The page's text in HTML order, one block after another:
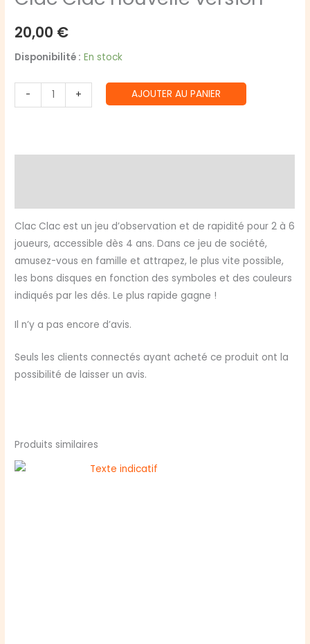
20,00 €
Disponibilité : En stock
-
quantité
de
+ AJOUTER AU PANIER
Clac Clac est un jeu d’observation et de rapidité pour 2 à 6
joueurs, accessible dès 4 ans. Dans ce jeu de société,
amusez-vous en famille et attrapez, le plus vite possible,
les bons disques en fonction des symboles et des couleurs
indiqués par les dés. Le plus rapide gagne !
Il n’y a pas encore d’avis.
Seuls les clients connectés ayant acheté ce produit ont la
possibilité de laisser un avis.
Produits similaires